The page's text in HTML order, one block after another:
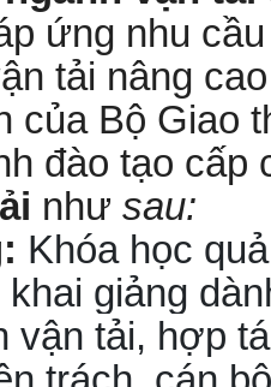
nhu cầu
tải nâng
của Bộ Giao
đào tạo
như sau:
Khóa học
giảng
vận tải, hợp